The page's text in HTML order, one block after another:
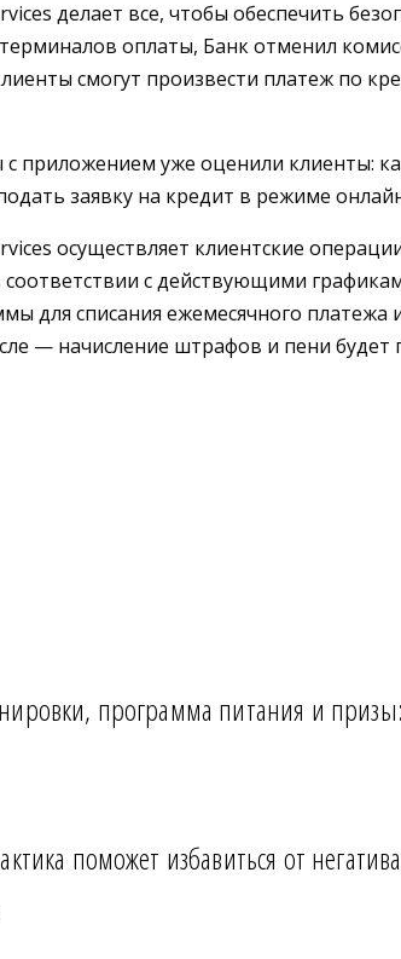
делает все, чтобы обеспечить
оплаты, Банк отменил
смогут произвести платеж по
приложением уже оценили клиенты:
заявку на кредит в режиме
осуществляет клиентские
с действующими
для списания ежемесячного
— начисление штрафов и пени
программа питания и
поможет избавиться от